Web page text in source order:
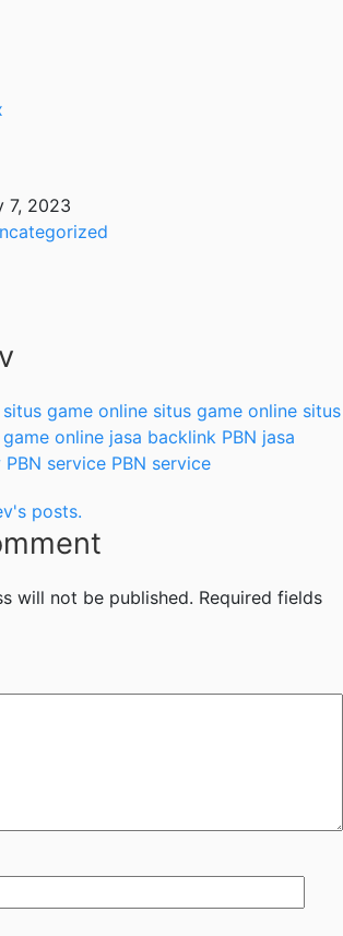
7, 2023
situs game online situs game online situs
online jasa backlink PBN jasa
PBN service PBN service
posts.
will not be published. Required fields